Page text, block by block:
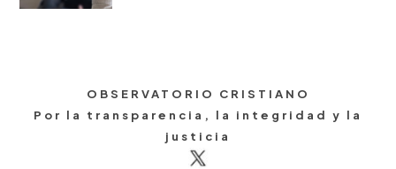
OBSERVATORIO CRISTIANO
Por la transparencia, la integridad y la
justicia